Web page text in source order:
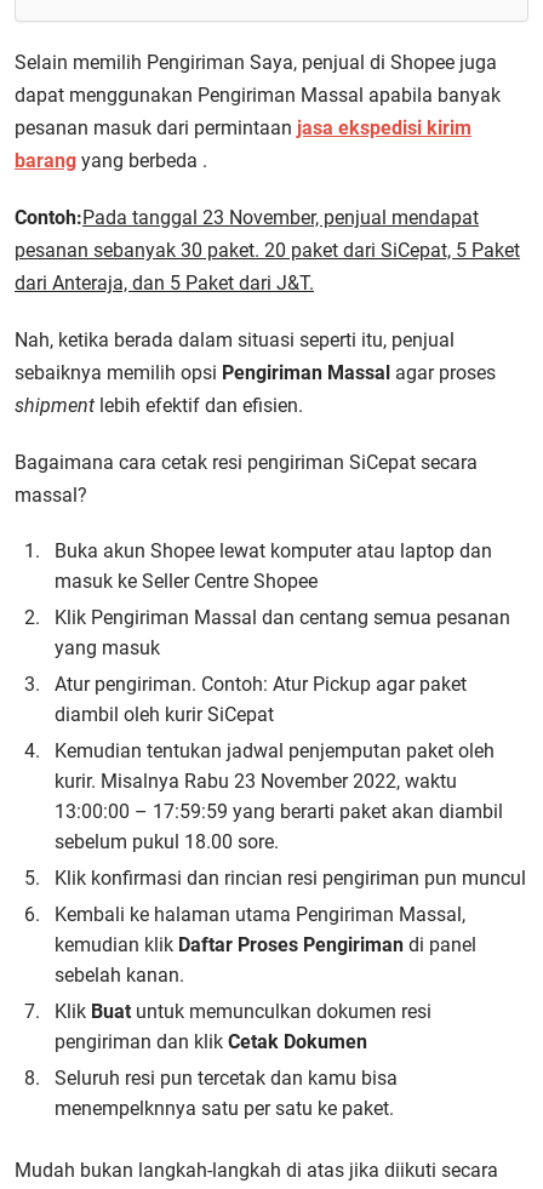
Selain memilih Pengiriman Saya, penjual di Shopee juga
dapat menggunakan Pengiriman Massal apabila banyak
pesanan masuk dari permintaan jasa ekspedisi kirim
barang yang berbeda .
Contoh:Pada tanggal 23 November, penjual mendapat
pesanan sebanyak 30 paket. 20 paket dari SiCepat, 5 Paket
dari Anteraja, dan 5 Paket dari J&T.
Nah, ketika berada dalam situasi seperti itu, penjual
sebaiknya memilih opsi Pengiriman Massal agar proses
shipment lebih efektif dan efisien.
Bagaimana cara cetak resi pengiriman SiCepat secara
massal?
Buka akun Shopee lewat komputer atau laptop dan
masuk ke Seller Centre Shopee
Klik Pengiriman Massal dan centang semua pesanan
yang masuk
Atur pengiriman. Contoh: Atur Pickup agar paket
diambil oleh kurir SiCepat
Kemudian tentukan jadwal penjemputan paket oleh
kurir. Misalnya Rabu 23 November 2022, waktu
13:00:00 – 17:59:59 yang berarti paket akan diambil
sebelum pukul 18.00 sore.
Klik konfirmasi dan rincian resi pengiriman pun muncul
Kembali ke halaman utama Pengiriman Massal,
kemudian klik Daftar Proses Pengiriman di panel
sebelah kanan.
Klik Buat untuk memunculkan dokumen resi
pengiriman dan klik Cetak Dokumen
Seluruh resi pun tercetak dan kamu bisa
menempelknnya satu per satu ke paket.
Mudah bukan langkah-langkah di atas jika diikuti secara